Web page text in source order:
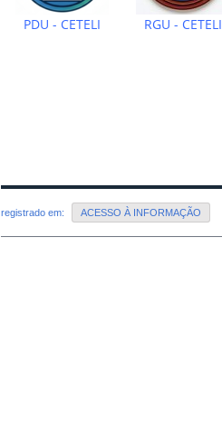
PDU - CETELI RGU - CETELI
registrado em: ACESSO À INFORMAÇÃO